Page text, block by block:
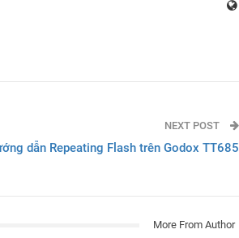
NEXT POST
dẫn Repeating Flash trên Godox TT685
More From Author